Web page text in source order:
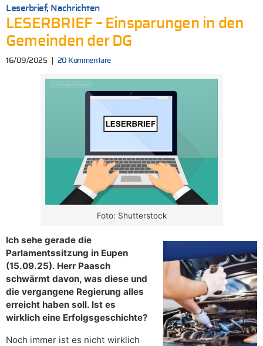
Leserbrief, Nachrichten
LESERBRIEF – Einsparungen in den
Gemeinden der DG
16/09/2025 20 Kommentare
Foto: Shutterstock
Ich sehe gerade die
Parlamentssitzung in Eupen
(15.09.25). Herr Paasch
schwärmt davon, was diese und
die vergangene Regierung alles
erreicht haben soll. Ist es
wirklich eine Erfolgsgeschichte?
Noch immer ist es nicht wirklich